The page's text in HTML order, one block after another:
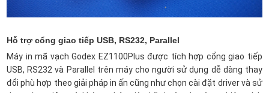
Hỗ trợ cổng giao tiếp USB, RS232, Parallel
Máy in mã vạch Godex EZ1100Plus được tích hợp cổng giao tiếp
USB, RS232 và Parallel trên máy cho người sử dụng dễ dàng thay
đổi phù hợp theo giải pháp in ấn cũng như chọn cài đặt driver và sử